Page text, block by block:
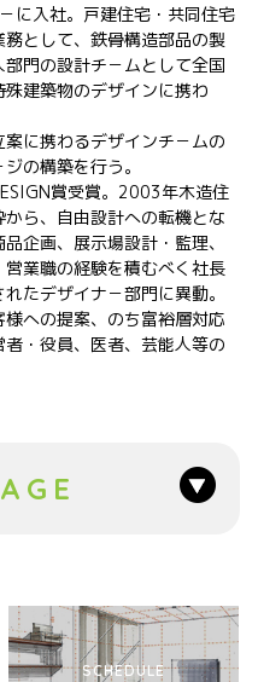
に入社。戸建住宅・共同住宅
として、鉄骨構造部品の製
門の設計チ－ムとして全国
建築物のデザインに携わ
に携わるデザインチ－ムの
の構築を行う。
賞受賞。2003年木造住
ら、自由設計への転機とな
企画、展示場設計・監理、
業職の経験を積むべく社長
たデザイナ－部門に異動。
への提案、のち富裕層対応
・役員、医者、芸能人等の
SCHEDULE